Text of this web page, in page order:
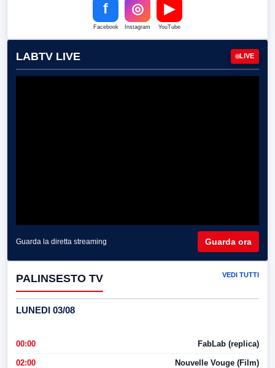
f
Facebook
◎
Instagram
▶
YouTube
LABTV LIVE LIVE
Guarda la diretta streaming Guarda ora
PALINSESTO TV VEDI TUTTI
LUNEDI 03/08
00:00 FabLab (replica)
02:00 Nouvelle Vouge (Film)